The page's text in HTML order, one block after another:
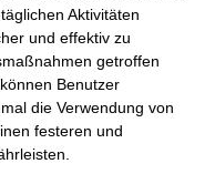
Aktivitäten
und effektiv zu
getroffen
Benutzer
die Verwendung von
festeren und